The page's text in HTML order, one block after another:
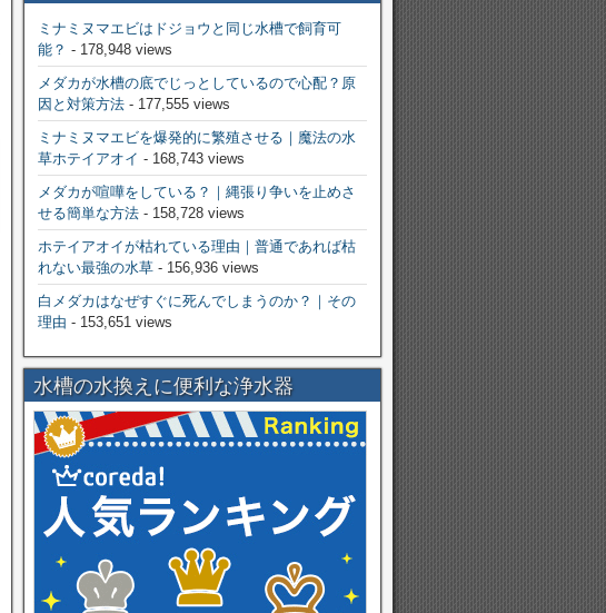
ミナミヌマエビはドジョウと同じ水槽で飼育可
能？ - 178,948 views
メダカが水槽の底でじっとしているので心配？原
因と対策方法- 177,555 views
ミナミヌマエビを爆発的に繁殖させる｜魔法の水
草ホテイアオイ - 168,743 views
メダカが喧嘩をしている？｜縄張り争いを止めさ
せる簡単な方法- 158,728 views
ホテイアオイが枯れている理由｜普通であれば枯
れない最強の水草- 156,936 views
白メダカはなぜすぐに死んでしまうのか？｜その
理由 - 153,651 views
水槽の水換えに便利な浄水器